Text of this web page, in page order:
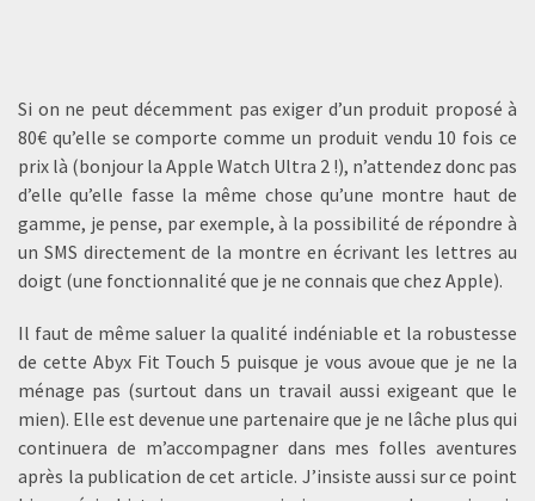
Si on ne peut décemment pas exiger d’un produit proposé à
80€ qu’elle se comporte comme un produit vendu 10 fois ce
prix là (bonjour la Apple Watch Ultra 2 !), n’attendez donc pas
d’elle qu’elle fasse la même chose qu’une montre haut de
gamme, je pense, par exemple, à la possibilité de répondre à
un SMS directement de la montre en écrivant les lettres au
doigt (une fonctionnalité que je ne connais que chez Apple).
Il faut de même saluer la qualité indéniable et la robustesse
de cette Abyx Fit Touch 5 puisque je vous avoue que je ne la
ménage pas (surtout dans un travail aussi exigeant que le
mien). Elle est devenue une partenaire que je ne lâche plus qui
continuera de m’accompagner dans mes folles aventures
après la publication de cet article. J’insiste aussi sur ce point